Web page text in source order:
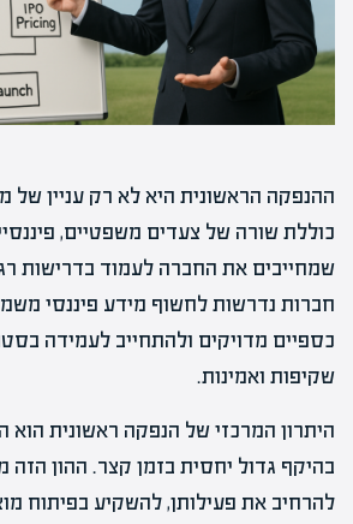
ההנפקה הראשונית היא לא רק עניין של
כוללת שורה של צעדים משפטיים,
שמחייבים את החברה לעמוד בדרישות
חברות נדרשות לחשוף מידע פיננסי
כספיים מדויקים ולהתחייב לעמידה
שקיפות ואמינות.
היתרון המרכזי של הנפקה ראשונית הוא
בהיקף גדול יחסית בזמן קצר. ההון
להרחיב את פעילותן, להשקיע בפיתוח